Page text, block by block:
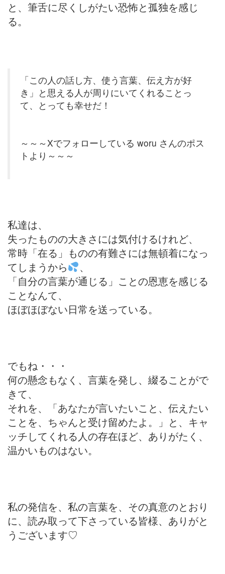
と、筆舌に尽くしがたい恐怖と孤独を感じ
る。
「この人の話し方、使う言葉、伝え方が好
き」と思える人が周りにいてくれることっ
て、とっても幸せだ！
～～～Xでフォローしている woru さんのポス
トより～～～
私達は、
失ったものの大きさには気付けるけれど、
常時「在る」ものの有難さには無頓着になっ
てしまうから
、
「自分の言葉が通じる」ことの恩恵を感じる
ことなんて、
ほぼほぼない日常を送っている。
でもね・・・
何の懸念もなく、言葉を発し、綴ることがで
きて、
それを、「あなたが言いたいこと、伝えたい
ことを、ちゃんと受け留めたよ。」と、キャ
ッチしてくれる人の存在ほど、ありがたく、
温かいものはない。
私の発信を、私の言葉を、その真意のとおり
に、読み取って下さっている皆様、ありがと
うございます♡